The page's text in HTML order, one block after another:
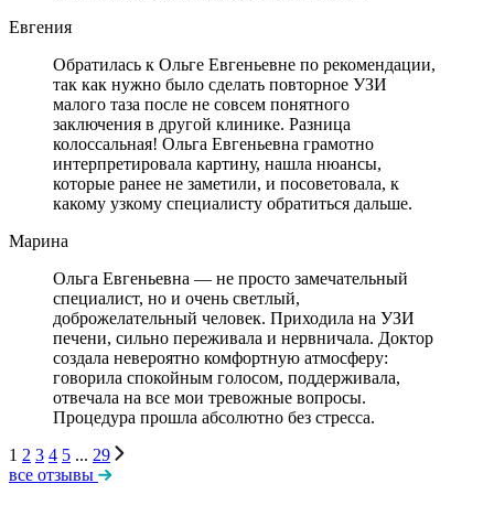
Евгения
Обратилась к Ольге Евгеньевне по рекомендации,
так как нужно было сделать повторное УЗИ
малого таза после не совсем понятного
заключения в другой клинике. Разница
колоссальная! Ольга Евгеньевна грамотно
интерпретировала картину, нашла нюансы,
которые ранее не заметили, и посоветовала, к
какому узкому специалисту обратиться дальше.
Марина
Ольга Евгеньевна — не просто замечательный
специалист, но и очень светлый,
доброжелательный человек. Приходила на УЗИ
печени, сильно переживала и нервничала. Доктор
создала невероятно комфортную атмосферу:
говорила спокойным голосом, поддерживала,
отвечала на все мои тревожные вопросы.
Процедура прошла абсолютно без стресса.
1 2 3 4 5 ... 29
все отзывы